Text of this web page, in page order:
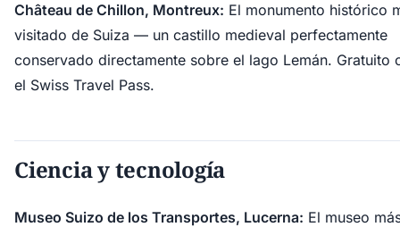
Château de Chillon, Montreux: El monumento histórico
visitado de Suiza — un castillo medieval perfectamente
conservado directamente sobre el lago Lemán. Gratuito
el Swiss Travel Pass.
Ciencia y tecnología
Museo Suizo de los Transportes, Lucerna: El museo